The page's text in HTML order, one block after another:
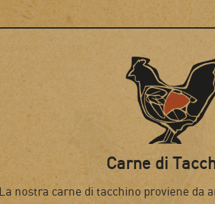
Carne di
La nostra carne di tacchino proviene da